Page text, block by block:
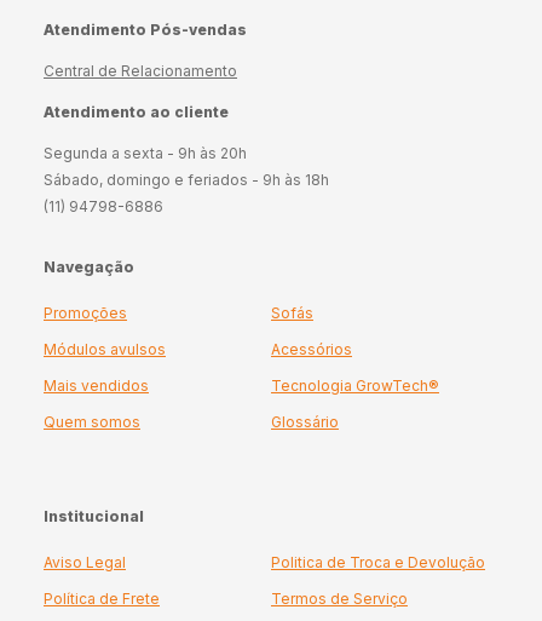
Atendimento Pós-vendas
Central de Relacionamento
Atendimento ao cliente
Segunda a sexta - 9h às 20h
Sábado, domingo e feriados - 9h às 18h
(11) 94798-6886
Navegação
Promoções
Sofás
Módulos avulsos
Acessórios
Mais vendidos
Tecnologia GrowTech®
Quem somos
Glossário
Institucional
Aviso Legal
Politica de Troca e Devolução
Política de Frete
Termos de Serviço